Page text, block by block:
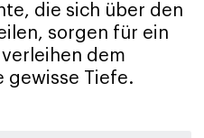
die sich über den
sorgen für ein
dem
gewisse Tiefe.